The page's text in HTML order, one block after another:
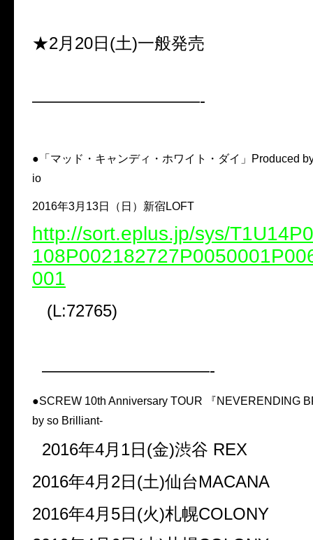
★2月20日(土)一般発売
——————————-
●「マッド・キャンディ・ホワイト・ダイ」Produced
io
2016年3月13日（日）新宿LOFT
http://sort.eplus.jp/sys/
001
(L:72765)
——————————-
●SCREW 10th Anniversary TOUR 『NEVERENDING
by so Brilliant-
2016年4月1日(金)渋谷 REX
2016年4月2日(土)仙台MACANA
2016年4月5日(火)札幌COLONY